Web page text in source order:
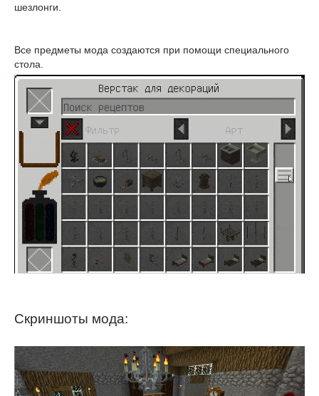
шезлонги.
Все предметы мода создаются при помощи специального
стола.
Скриншоты мода: